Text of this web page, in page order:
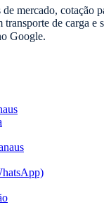
mercado, cotação
transporte de carga e
Google.